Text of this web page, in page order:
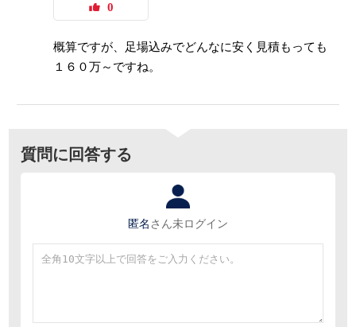
0
概算ですが、足場込みでどんなに安く見積もっても
１６０万～ですね。
質問に回答する
匿名 さん未ログイン